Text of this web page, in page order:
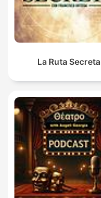
La Ruta Secreta